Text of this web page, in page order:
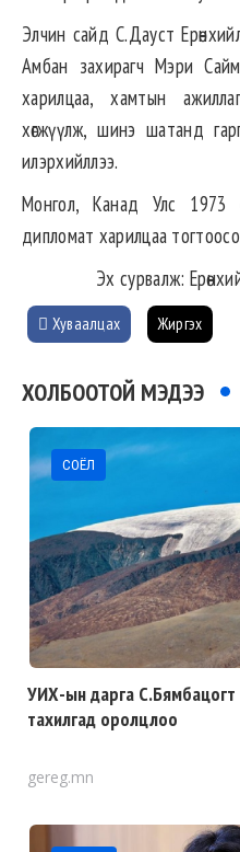
Элчин сайд С.Дауст
Амбан захирагч Мэри
харилцаа, хамтын
хөгжүүлж, шинэ шатанд
илэрхийллээ.
Монгол, Канад Улс 1973
дипломат харилцаа
Эх сурвалж:
Хуваалцах Жиргэх
ХОЛБООТОЙ МЭДЭЭ
СОЁЛ
УИХ-ын дарга С.Бямбацогт
тахилгад оролцлоо
gereg.mn